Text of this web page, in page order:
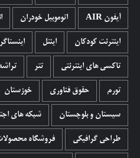
آیفون AIR اتوموبیل خودران
اینترنت کودکان اینتل
تاکسی های اینترنتی تتر
تورم حقوق فناوری خوزستان
سیستان و بلوچستان شبکه های
طراحی گرافیکی فروشگاه